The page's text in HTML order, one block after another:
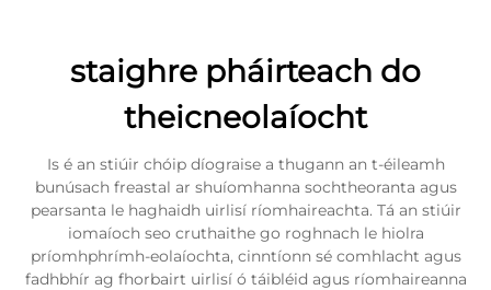
staighre pháirteach do
theicneolaíocht
Is é an stiúir chóip díograise a thugann an t-éileamh
bunúsach freastal ar shuíomhanna sochtheoranta agus
pearsanta le haghaidh uirlisí ríomhaireachta. Tá an stiúir
iomaíoch seo cruthaithe go roghnach le hiolra
príomhphrímh-eolaíochta, cinntíonn sé comhlacht agus
fadhbhír ag fhorbairt uirlisí ó táibléid agus ríomhaireanna